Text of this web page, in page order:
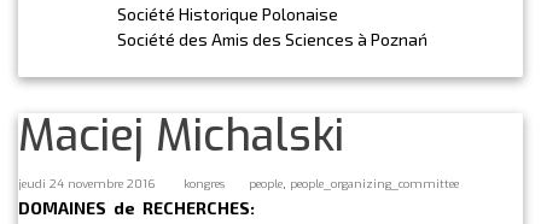
Société Historique Polonaise
Société des Amis des Sciences à Poznań
Maciej Michalski
jeudi 24 novembre 2016 kongres people, people_organizing_committee
DOMAINES de RECHERCHES: